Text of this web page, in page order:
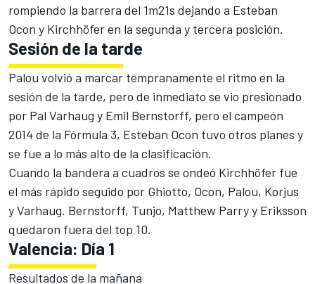
rompiendo la barrera del 1m21s dejando a Esteban
Ocon y Kirchhöfer en la segunda y tercera posición.
Sesión de la tarde
Palou volvió a marcar tempranamente el ritmo en la
sesión de la tarde, pero de inmediato se vio presionado
por Pal Varhaug y Emil Bernstorff, pero el campeón
2014 de la Fórmula 3, Esteban Ocon tuvo otros planes y
se fue a lo más alto de la clasificación.
Cuando la bandera a cuadros se ondeó Kirchhöfer fue
el más rápido seguido por Ghiotto, Ocon, Palou, Korjus
y Varhaug. Bernstorff, Tunjo, Matthew Parry y Eriksson
quedaron fuera del top 10.
Valencia: Día 1
Resultados de la mañana